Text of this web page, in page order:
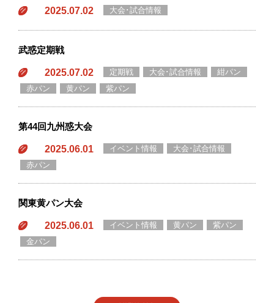
2025.07.02 大会･試合情報
武惑定期戦
2025.07.02 定期戦 大会･試合情報
紺パン
赤パン
黄パン 紫パン
第44回九州惑大会
2025.06.01 イベント情報
大会･試合情報
赤パン
関東黄パン大会
2025.06.01 イベント情報 黄パン
紫パン
金パン